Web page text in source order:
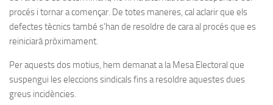
procés i tornar a començar. De totes maneres, cal aclarir que els
defectes tècnics també s’han de resoldre de cara al procés que es
reiniciarà pròximament.
Per aquests dos motius, hem demanat a la Mesa Electoral que
suspengui les eleccions sindicals fins a resoldre aquestes dues
greus incidències.